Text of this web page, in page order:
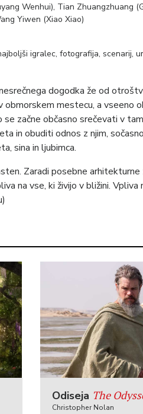
Wenhui), Tian Zhuangzhuang
Yiwen (Xiao Xiao)
igralec, fotografija, scenarij,
dogodka že od
mestecu, a vseeno
začne občasno srečevati v
in obuditi odnos z njim,
sina in ljubimca.
Zaradi posebne arhitekturne
na vse, ki živijo v bližini. Vpliva
Odiseja The
Christopher Nolan